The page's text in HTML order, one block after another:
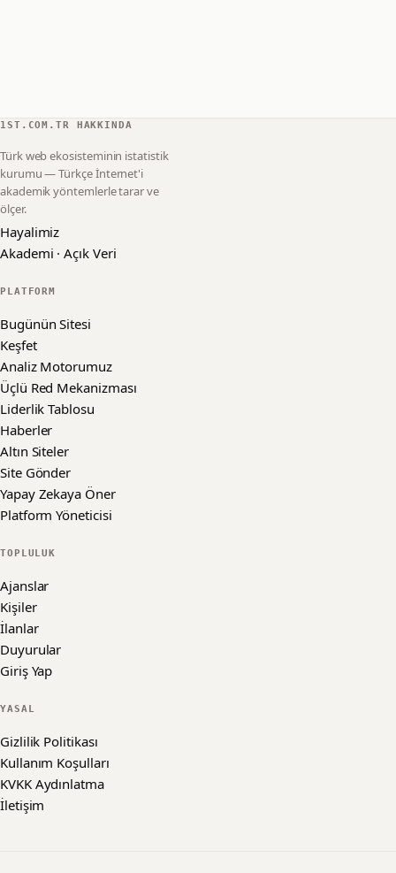
1ST.COM.TR HAKKINDA
Türk web ekosisteminin istatistik
kurumu — Türkçe İnternet'i
akademik yöntemlerle tarar ve
ölçer.
Hayalimiz
Akademi · Açık Veri
PLATFORM
Bugünün Sitesi
Keşfet
Analiz Motorumuz
Üçlü Red Mekanizması
Liderlik Tablosu
Haberler
Altın Siteler
Site Gönder
Yapay Zekaya Öner
Platform Yöneticisi
TOPLULUK
Ajanslar
Kişiler
İlanlar
Duyurular
Giriş Yap
YASAL
Gizlilik Politikası
Kullanım Koşulları
KVKK Aydınlatma
İletişim